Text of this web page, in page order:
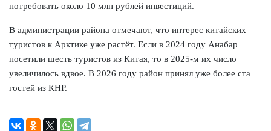
потребовать около 10 млн рублей инвестиций.
В администрации района отмечают, что интерес китайских
туристов к Арктике уже растёт. Если в 2024 году Анабар
посетили шесть туристов из Китая, то в 2025-м их число
увеличилось вдвое. В 2026 году район принял уже более ста
гостей из КНР.